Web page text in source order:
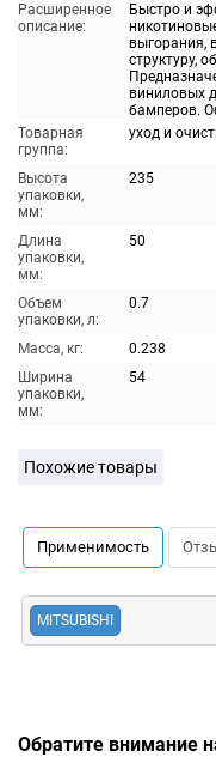
Расширенное
описание:
Быстро и
выгорания,
структуру,
виниловых
бамперов.
Товарная
группа:
уход и
Высота
упаковки,
мм:
235
Длина
упаковки,
мм:
50
Объем
упаковки, л:
0.7
Масса, кг:
0.238
Ширина
упаковки,
мм:
54
Похожие товары
Применимость
MITSUBISHI
Обратите внимание